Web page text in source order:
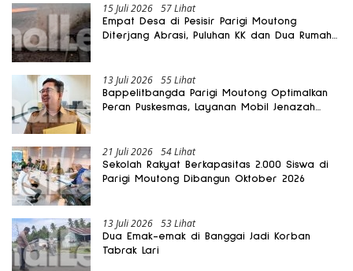
15 Juli 2026 57 Lihat
Empat Desa di Pesisir Parigi Moutong
Diterjang Abrasi, Puluhan KK dan Dua Rumah
13 Juli 2026 55 Lihat
Bappelitbangda Parigi Moutong Optimalkan
Peran Puskesmas, Layanan Mobil Jenazah
21 Juli 2026 54 Lihat
Sekolah Rakyat Berkapasitas 2.000 Siswa di
Parigi Moutong Dibangun Oktober 2026
13 Juli 2026 53 Lihat
Dua Emak-emak di Banggai Jadi Korban
Tabrak Lari